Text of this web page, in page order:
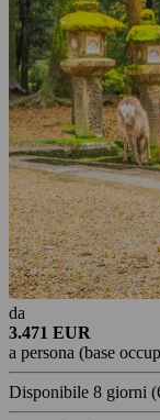
da
3.471 EUR
a persona (base
Disponibile 8 giorni